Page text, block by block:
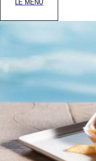
LE MENU